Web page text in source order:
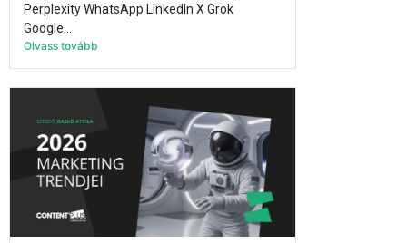
Perplexity WhatsApp LinkedIn X Grok
Google...
Olvass tovább